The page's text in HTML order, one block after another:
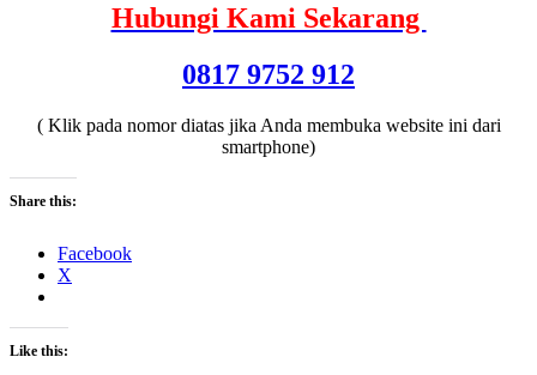
Hubungi Kami Sekarang
0817 9752 912
( Klik pada nomor diatas jika Anda membuka website ini dari
smartphone)
Share this:
Facebook
X
Like this: